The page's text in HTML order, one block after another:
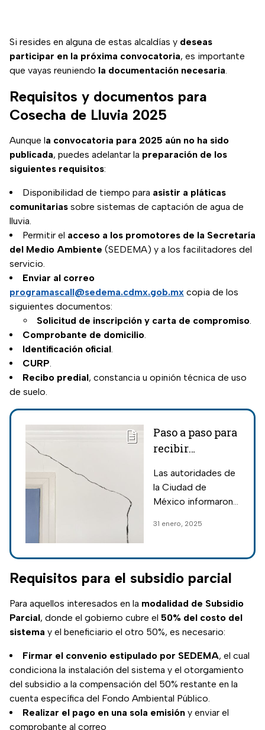
Si resides en alguna de estas alcaldías y deseas
participar en la próxima convocatoria, es importante
que vayas reuniendo la documentación necesaria.
Requisitos y documentos para
Cosecha de Lluvia 2025
Aunque la convocatoria para 2025 aún no ha sido
publicada, puedes adelantar la preparación de los
siguientes requisitos:
Disponibilidad de tiempo para asistir a pláticas
comunitarias sobre sistemas de captación de agua de
lluvia.
Permitir el acceso a los promotores de la Secretaría
del Medio Ambiente (SEDEMA) y a los facilitadores del
servicio.
Enviar al correo
programascall@sedema.cdmx.gob.mx copia de los
siguientes documentos:
Solicitud de inscripción y carta de compromiso.
Comprobante de domicilio.
Identificación oficial.
CURP.
Recibo predial, constancia u opinión técnica de uso
de suelo.
Paso a paso para
recibir
del pago de agua
y predial en
Las autoridades de
la Ciudad de
México informaron
social para apoyar a
capitalinas; conoce
cómo acceder a él y
si tu casa aplica.
31 enero, 2025
Requisitos para el subsidio parcial
Para aquellos interesados en la modalidad de Subsidio
Parcial, donde el gobierno cubre el 50% del costo del
sistema y el beneficiario el otro 50%, es necesario:
Firmar el convenio estipulado por SEDEMA, el cual
condiciona la instalación del sistema y el otorgamiento
del subsidio a la compensación del 50% restante en la
cuenta específica del Fondo Ambiental Público.
Realizar el pago en una sola emisión y enviar el
comprobante al correo